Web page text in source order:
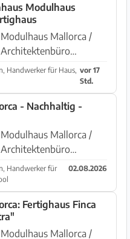
Modulhaus
Mallorca /
Bauen auf Mallorca
Bauweise auf
...
Handwerker für Haus, vor 17
Std.
- Nachhaltig -
Mallorca /
Bauen auf Mallorca
Bauweise auf
...
Handwerker für
02.08.2026
Fertighaus Finca
Mallorca /